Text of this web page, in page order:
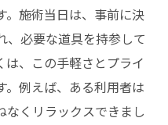
。施術当日は、事前に決
、必要な道具を持参して
、この手軽さとプライ
。例えば、ある利用者は
なくリラックスできまし